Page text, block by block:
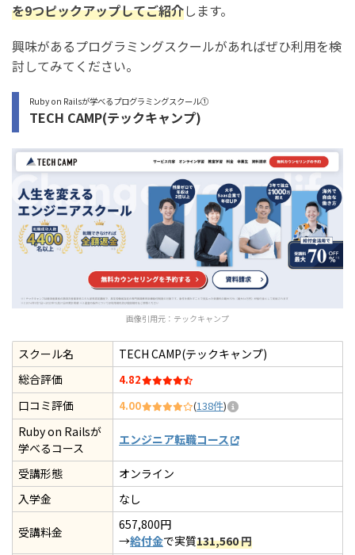
を9つピックアップしてご紹介します。
興味があるプログラミングスクールがあればぜひ利用を検
討してみてください。
Ruby on Railsが学べるプログラミングスクール①
TECH CAMP(テックキャンプ)
画像引用元： テックキャンプ
スクール名
TECH CAMP(テックキャンプ)
総合評価
4.82
口コミ評価 4.00 (138件)
Ruby on Railsが
学べるコース
エンジニア転職コース
受講形態
オンライン
入学金
なし
受講料金
657,800円
→給付金で実質131,560円